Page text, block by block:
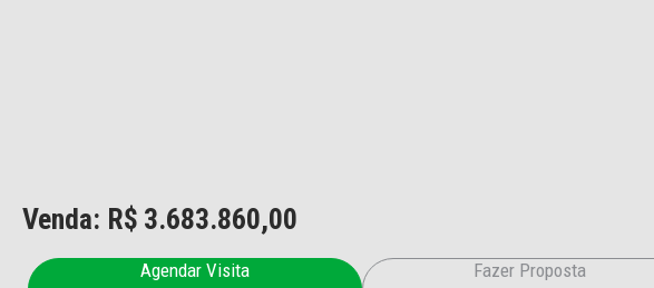
Venda: R$ 3.683.860,00
Agendar Visita Fazer Proposta